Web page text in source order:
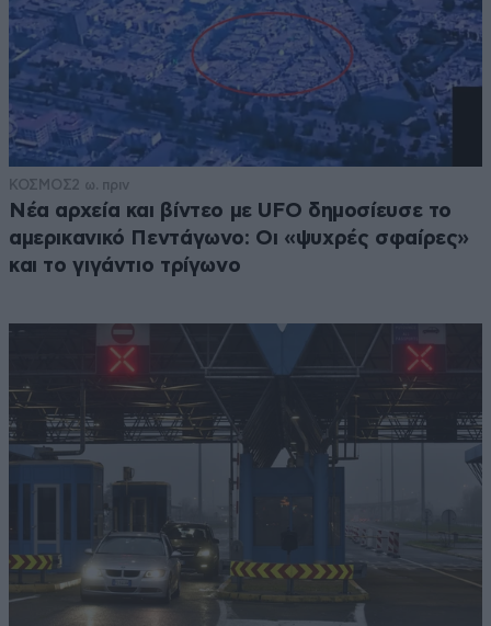
ΚΟΣΜΟΣ2 ω. πριν
Νέα αρχεία και βίντεο με UFO δημοσίευσε το
αμερικανικό Πεντάγωνο: Οι «ψυχρές σφαίρες»
και το γιγάντιο τρίγωνο